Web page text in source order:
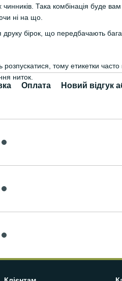
Така комбінація буде
ні на що.
друку бірок, що передбачають
розпускатися, тому етикетки
ниток.
Оплата Новий відгук